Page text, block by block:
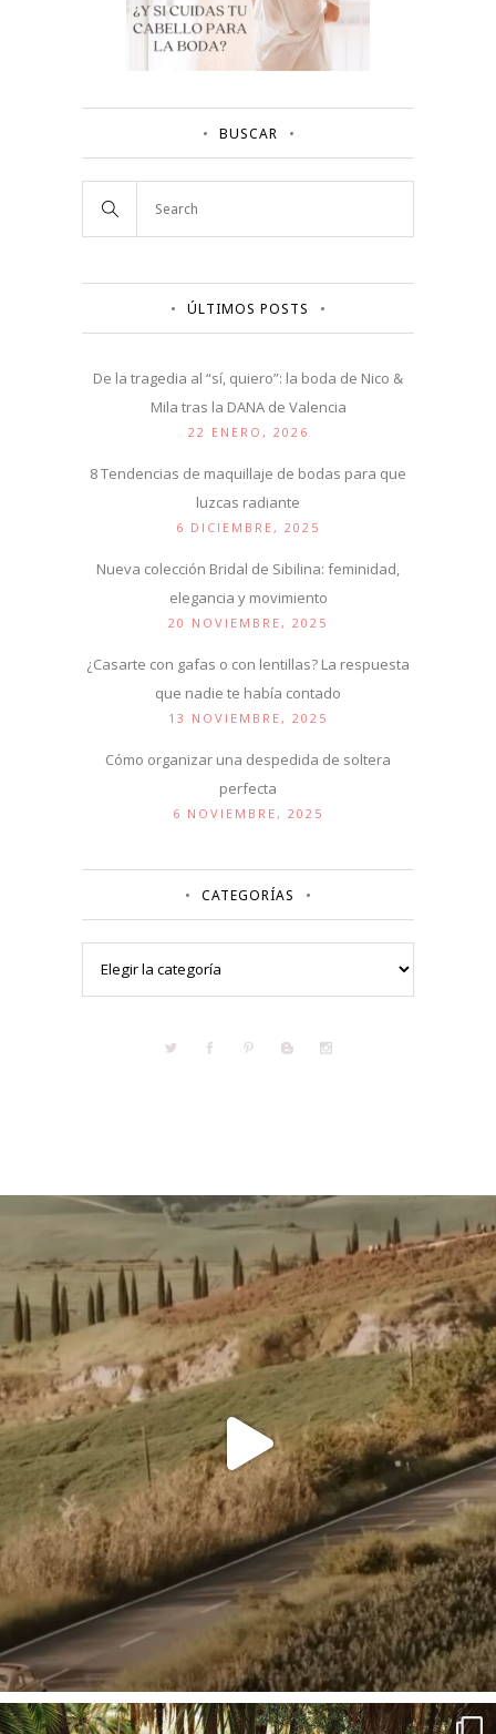
BUSCAR
ÚLTIMOS POSTS
De la tragedia al “sí, quiero”: la boda de Nico &
Mila tras la DANA de Valencia
22 ENERO, 2026
8 Tendencias de maquillaje de bodas para que
luzcas radiante
6 DICIEMBRE, 2025
Nueva colección Bridal de Sibilina: feminidad,
elegancia y movimiento
20 NOVIEMBRE, 2025
¿Casarte con gafas o con lentillas? La respuesta
que nadie te había contado
13 NOVIEMBRE, 2025
Cómo organizar una despedida de soltera
perfecta
6 NOVIEMBRE, 2025
CATEGORÍAS